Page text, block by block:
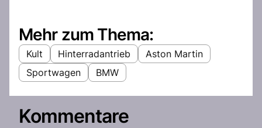
Mehr zum Thema:
Kult Hinterradantrieb
Aston Martin
Sportwagen
BMW
Kommentare